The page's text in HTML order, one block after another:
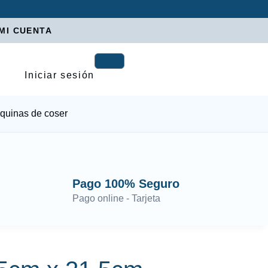
CUENTA
Iniciar sesión
de coser
Pago 100% Seguro
Pago online - Tarjeta